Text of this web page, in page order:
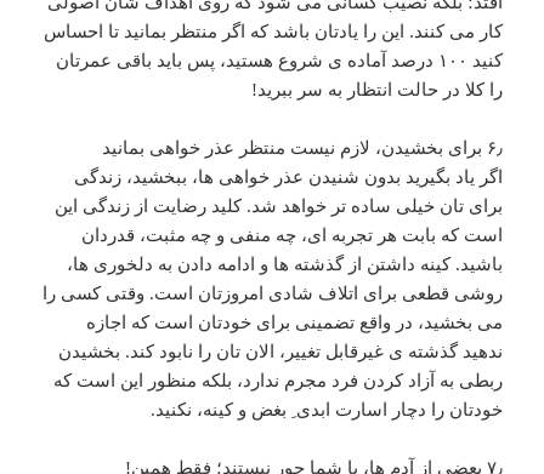
کار می کنند. این را یادتان باشد که اگر منتظر بمانید تا احساس
کنید ۱۰۰ درصد آماده ی شروع هستید، پس باید باقی عمرتان
را کلا در حالت انتظار به سر ببرید!
۶٫ برای بخشیدن، لازم نیست منتظر عذر خواهی بمانید
اگر یاد بگیرید بدون شنیدن عذر خواهی ها، ببخشید، زندگی
برای تان خیلی ساده تر خواهد شد. کلید رضایت از زندگی این
است که بابت هر تجربه ای، چه منفی و چه مثبت، قدردان
باشید. کینه داشتن از گذشته ها و ادامه دادن به دلخوری ها،
روشی قطعی برای اتلاف شادی امروزتان است. وقتی کسی را
می بخشید، در واقع تضمینی برای خودتان است که اجازه
ندهید گذشته ی غیرقابل تغییر، الان تان را نابود کند. بخشیدن
ربطی به آزاد کردن فرد مجرم ندارد، بلکه منظور این است که
خودتان را دچار اسارت ابدی ِ بغض و کینه، نکنید.
۷٫ بعضی از آدم ها، با شما جور نیستند؛ فقط همین!